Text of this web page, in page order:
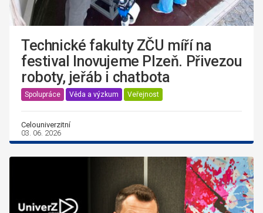
Technické fakulty ZČU míří na
festival Inovujeme Plzeň. Přivezou
roboty, jeřáb i chatbota
Spolupráce Věda a výzkum Veřejnost
Celouniverzitní
03. 06. 2026